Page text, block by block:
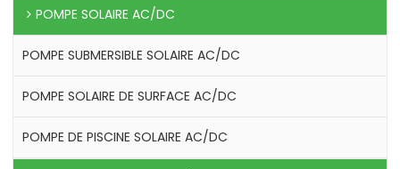
POMPE SOLAIRE AC/DC
POMPE SUBMERSIBLE SOLAIRE AC/DC
POMPE SOLAIRE DE SURFACE AC/DC
POMPE DE PISCINE SOLAIRE AC/DC